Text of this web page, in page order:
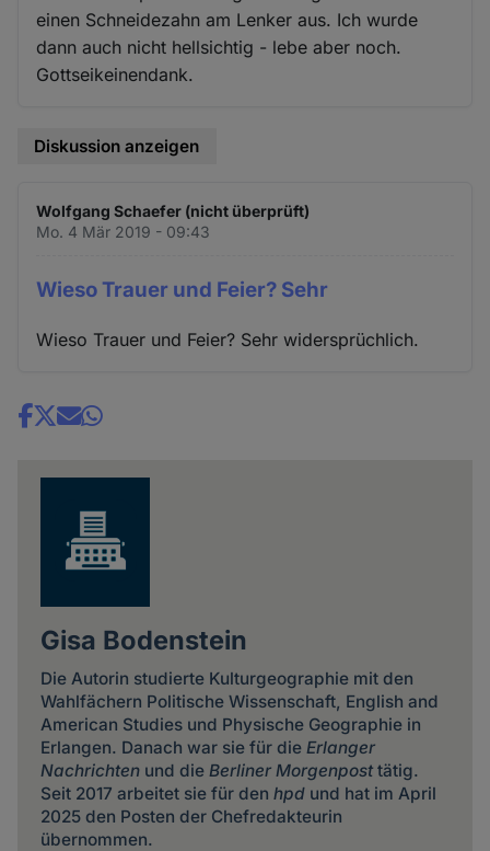
einen Schneidezahn am Lenker aus. Ich wurde
dann auch nicht hellsichtig - lebe aber noch.
Gottseikeinendank.
Diskussion anzeigen
Wolfgang Schaefer (nicht überprüft)
Mo. 4 Mär 2019 - 09:43
Wieso Trauer und Feier? Sehr
Wieso Trauer und Feier? Sehr widersprüchlich.
Share
Gisa Bodenstein
Die Autorin studierte Kulturgeographie mit den
Wahlfächern Politische Wissenschaft, English and
American Studies und Physische Geographie in
Erlangen. Danach war sie für die Erlanger
Nachrichtenund die Berliner Morgenposttätig.
Seit 2017 arbeitet sie für den hpdund hat im April
2025 den Posten der Chefredakteurin
übernommen.